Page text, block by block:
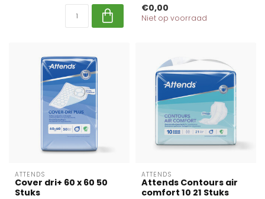
€0,00
Niet op voorraad
ATTENDS
Cover dri+ 60 x 60 50
Stuks
ATTENDS
Attends Contours air
comfort 10 21 Stuks